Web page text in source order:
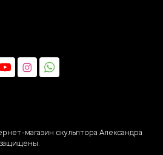
магазин скульптора Александра